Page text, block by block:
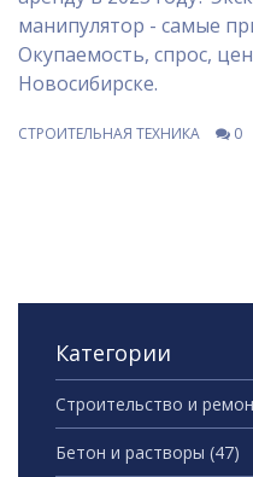
манипулятор - самые
Окупаемость, спрос,
Новосибирске.
СТРОИТЕЛЬНАЯ ТЕХНИКА 0
Категории
Строительство и
Бетон и растворы (47)